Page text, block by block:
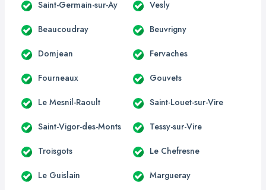
Saint-Germain-sur-Ay Vesly
Beaucoudray Beuvrigny
Domjean Fervaches
Fourneaux Gouvets
Le Mesnil-Raoult Saint-Louet-sur-Vire
Saint-Vigor-des-Monts Tessy-sur-Vire
Troisgots Le Chefresne
Le Guislain Margueray